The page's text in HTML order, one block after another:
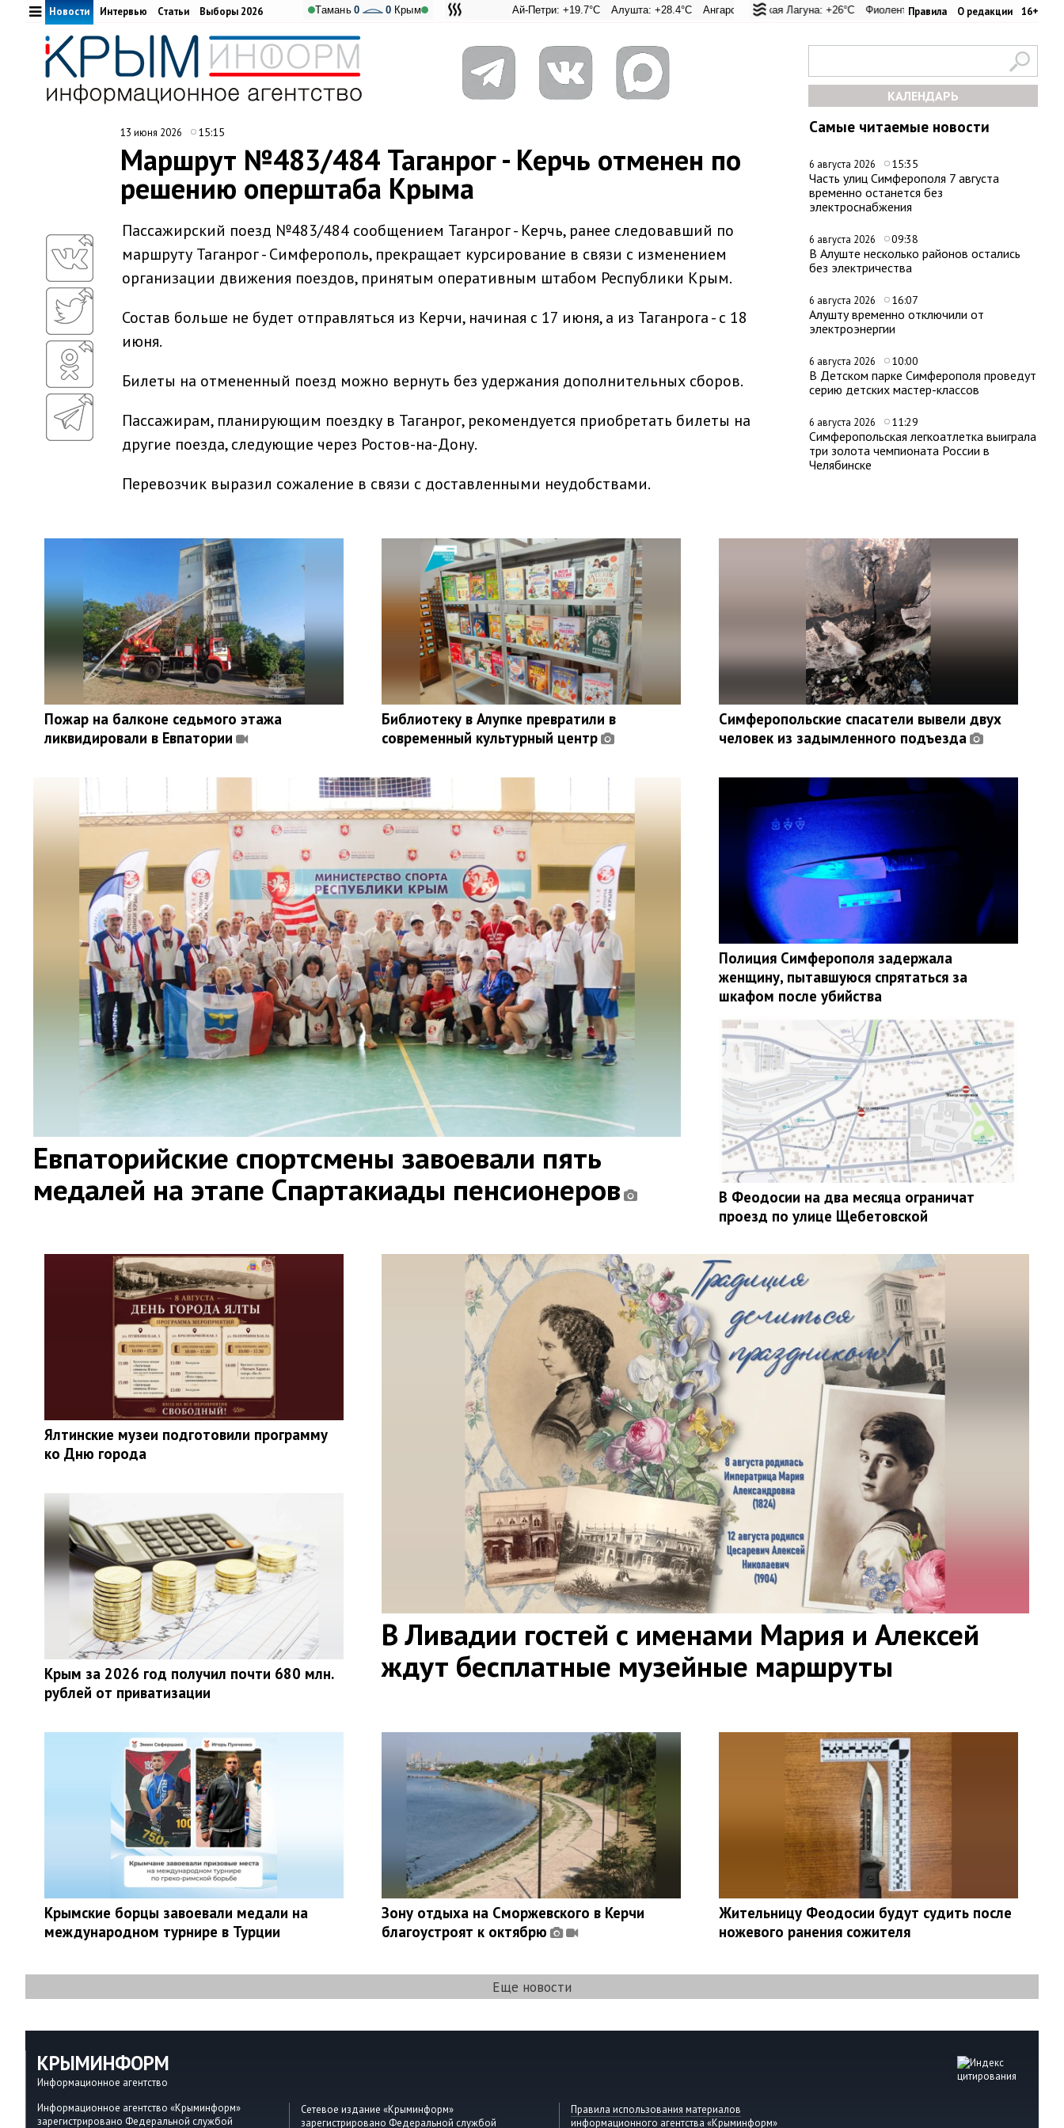
Правила О редакции 16+
Адмиральская Лагуна: +26°C Фиолент: +25.9°C Казачья бухта: +25.9°C
Ай-Петри: +19.7°C Алушта: +28.4°C Ангарский перевал: +20.9°C Евпатория: +29.2°C Керчь: +30.6°C Никитский
Тамань 0 0 Крым
Новости Интервью Статьи Выборы 2026
КАЛЕНДАРЬ
Самые читаемые новости
6 августа 2026 15:35
Часть улиц Симферополя 7 августа
временно останется без
электроснабжения
6 августа 2026 09:38
В Алуште несколько районов остались
без электричества
6 августа 2026 16:07
Алушту временно отключили от
электроэнергии
6 августа 2026 10:00
В Детском парке Симферополя проведут
серию детских мастер-классов
6 августа 2026 11:29
Симферопольская легкоатлетка выиграла
три золота чемпионата России в
Челябинске
13 июня 2026 15:15
Маршрут №483/484 Таганрог - Керчь отменен по
решению оперштаба Крыма
Пассажирский поезд №483/484 сообщением Таганрог - Керчь, ранее следовавший по
маршруту Таганрог - Симферополь, прекращает курсирование в связи с изменением
организации движения поездов, принятым оперативным штабом Республики Крым.
Состав больше не будет отправляться из Керчи, начиная с 17 июня, а из Таганрога - с 18
июня.
Билеты на отмененный поезд можно вернуть без удержания дополнительных сборов.
Пассажирам, планирующим поездку в Таганрог, рекомендуется приобретать билеты на
другие поезда, следующие через Ростов-на-Дону.
Перевозчик выразил сожаление в связи с доставленными неудобствами.
Пожар на балконе седьмого этажа
ликвидировали в Евпатории
Библиотеку в Алупке превратили в
современный культурный центр
Симферопольские спасатели вывели двух
человек из задымленного подъезда
Евпаторийские спортсмены завоевали пять
медалей на этапе Спартакиады пенсионеров
Полиция Симферополя задержала
женщину, пытавшуюся спрятаться за
шкафом после убийства
В Феодосии на два месяца ограничат
проезд по улице Щебетовской
В Ливадии гостей с именами Мария и Алексей
ждут бесплатные музейные маршруты
Ялтинские музеи подготовили программу
ко Дню города
Крым за 2026 год получил почти 680 млн.
рублей от приватизации
Крымские борцы завоевали медали на
международном турнире в Турции
Зону отдыха на Сморжевского в Керчи
благоустроят к октябрю
Жительницу Феодосии будут судить после
ножевого ранения сожителя
Еще новости
КРЫМИНФОРМ
Информационное агентство
Информационное агентство «Крыминформ»
зарегистрировано Федеральной службой
Сетевое издание «Крыминформ»
зарегистрировано Федеральной службой
Правила использования материалов
информационного агентства «Крыминформ»